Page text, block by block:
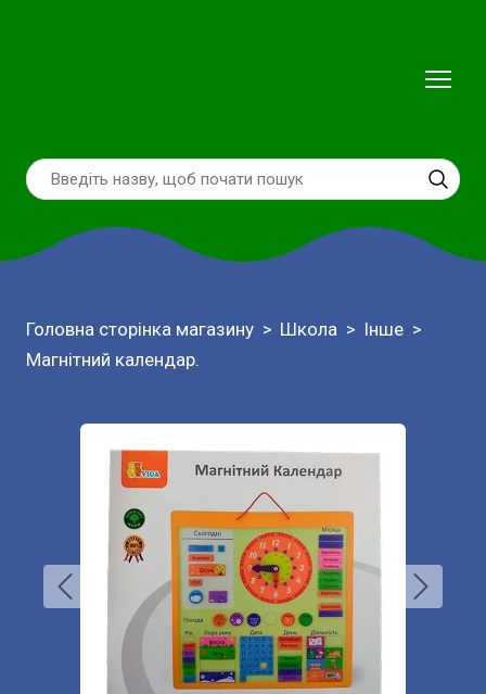
Головна сторінка магазину Школа
Інше
Магнітний календар.